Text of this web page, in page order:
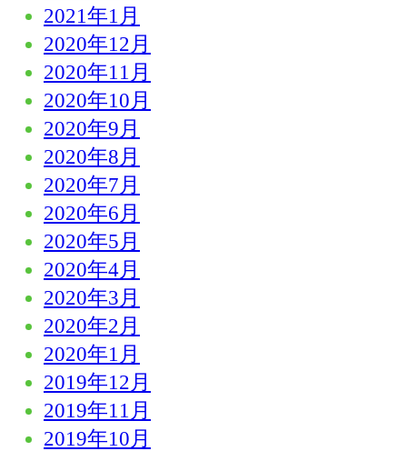
2021年1月
2020年12月
2020年11月
2020年10月
2020年9月
2020年8月
2020年7月
2020年6月
2020年5月
2020年4月
2020年3月
2020年2月
2020年1月
2019年12月
2019年11月
2019年10月